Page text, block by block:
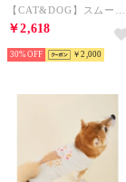
【CAT&DOG】スムーズィーフラワーモチーフチョーカー 【返品不可商品】 （PNK）
￥2,618
30% ￥2,000